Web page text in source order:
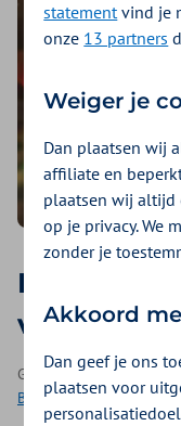
Loop je
van
Geplaatst op 13
Bewegen| 3 - 4 minuten
statementvind je
onze 13 partners
Weiger je
Dan plaatsen wij
affiliate en
plaatsen wij altijd
op je privacy. We
zonder je
Akkoord
Dan geef je ons
plaatsen voor